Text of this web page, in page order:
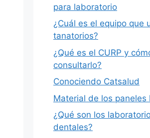
para laboratorio
¿Cuál es el equipo que
tanatorios?
¿Qué es el CURP y
consultarlo?
Conociendo Catsalud
Material de los paneles
¿Qué son los
dentales?